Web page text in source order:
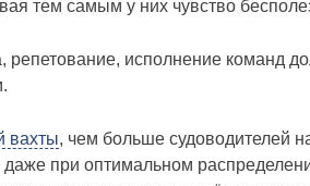
тем самым у них чувство
исполнение команд
вахты, чем больше судоводителей
при оптимальном